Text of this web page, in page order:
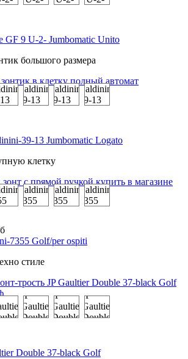
GF 9 U-2- Jumbomatic Unito
большого размера
39-13 Jumbomatic Logato
клетку
7355 Golf/per ospiti
стиле
Double 37-black Golf